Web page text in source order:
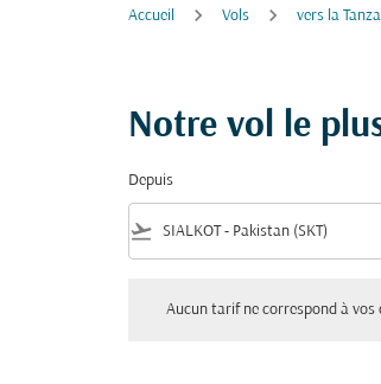
Accueil Vols vers la
Notre vol le
Depuis
flight_takeoff
Aucun tarif ne correspond à